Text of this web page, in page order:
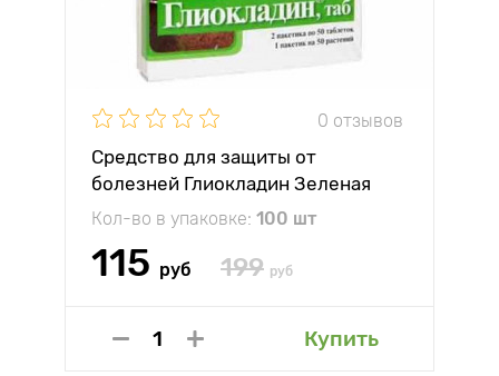
0 отзывов
Средство для защиты от
болезней Глиокладин Зеленая
Аптека
Кол-во в упаковке: 100 шт
115 руб 199 руб
Купить